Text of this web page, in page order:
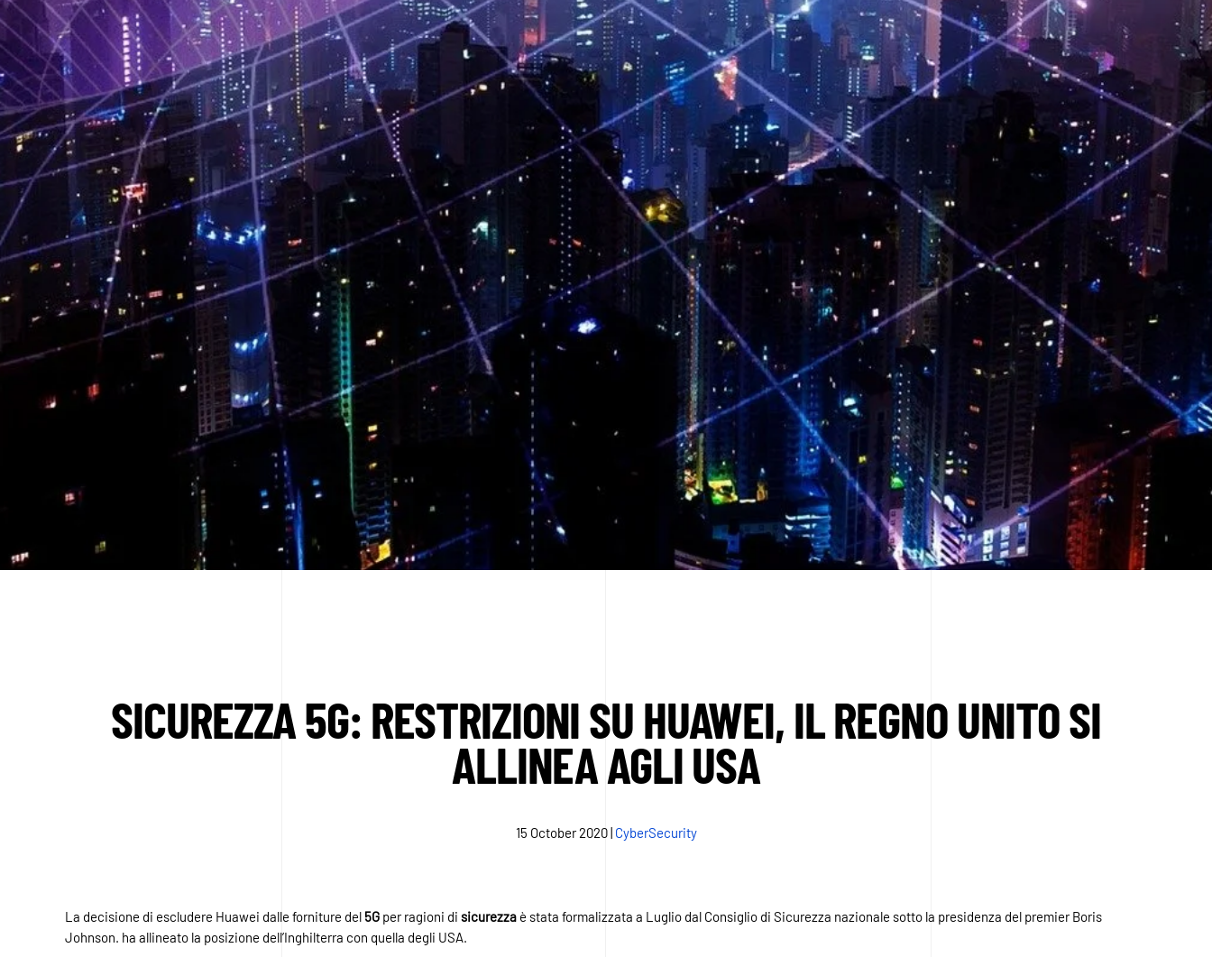
SICUREZZA 5G: RESTRIZIONI SU HUAWEI, IL REGNO UNITO SI
ALLINEA AGLI USA
15 October 2020| CyberSecurity
La decisione di escludere Huawei dalle forniture del 5G per ragioni di sicurezza è stata formalizzata a Luglio dal Consiglio di Sicurezza nazionale sotto la presidenza del premier Boris
Johnson. ha allineato la posizione dell’Inghilterra con quella degli USA.